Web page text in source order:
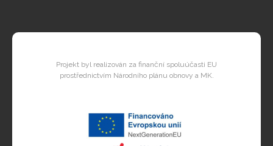
Projekt byl realizován za finanční spoluúčasti EU
prostřednictvím Národního plánu obnovy a MK.